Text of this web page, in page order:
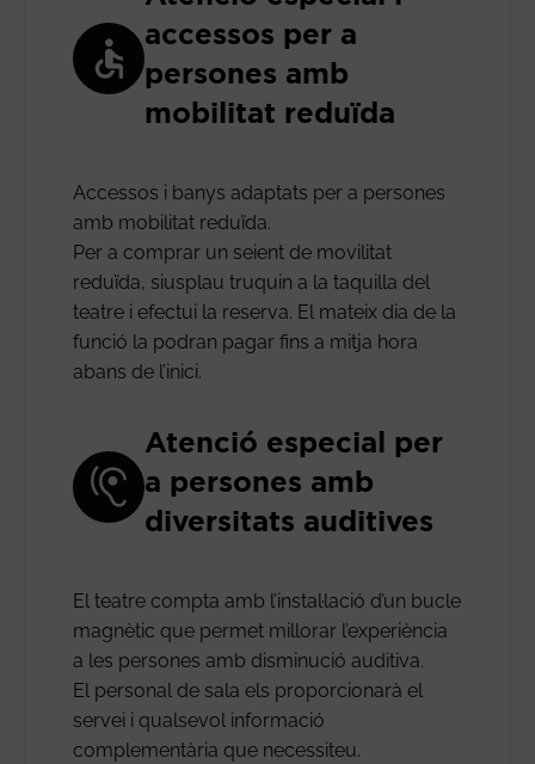
accessos per a
persones amb
mobilitat reduïda
Accessos i banys adaptats per a persones
amb mobilitat reduïda.
Per a comprar un seient de movilitat
reduïda, siusplau truquin a la taquilla del
teatre i efectui la reserva. El mateix dia de la
funció la podran pagar fins a mitja hora
abans de l’inici.
Atenció especial per
a persones amb
diversitats auditives
El teatre compta amb l’instal·lació d’un bucle
magnètic que permet millorar l’experiència
a les persones amb disminució auditiva.
El personal de sala els proporcionarà el
servei i qualsevol informació
complementària que necessiteu.